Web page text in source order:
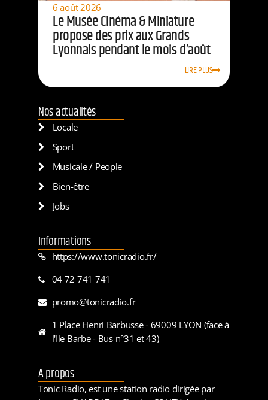
6 août 2026
Le Musée Cinéma & Miniature
propose des prix aux Grands
Lyonnais pendant le mois d’août
LIRE PLUS
Nos actualités
Locale
Sport
Musicale / People
Bien-être
Jobs
Informations
https://www.tonicradio.fr/
04 72 741 741
promo@tonicradio.fr
1 Place Henri Barbusse - 69009 LYON (face à
l'Ile Barbe - Bus n°31 et 43)
A propos
Tonic Radio, est une station radio dirigée par